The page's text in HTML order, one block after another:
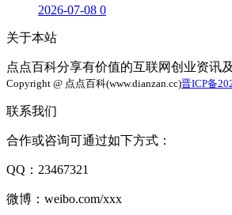
2026-07-08 0
关于本站
点点百科分享有价值的互联网创业资讯
Copyright @ 点点百科(www.dianzan.cc)晋ICP备
联系我们
合作或咨询可通过如下方式：
QQ：23467321
微博：weibo.com/xxx